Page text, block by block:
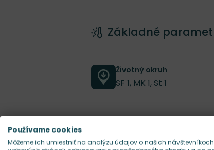
Popis a základné
Základné
Životný okruh
SF 1, MK 1, St 1
Používame cookies
Môžeme ich umiestniť na analýzu údajov o našich